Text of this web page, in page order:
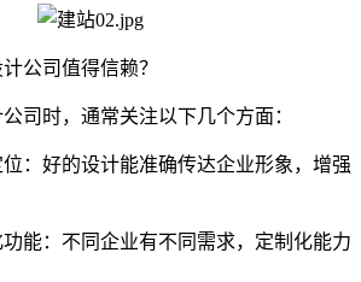
公司值得信赖？
司时，通常关注以下几个方面：
：好的设计能准确传达企业形象，增强
能：不同企业有不同需求，定制化能力